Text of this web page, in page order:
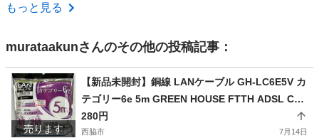
大阪 大阪市
もっと見る
murataakunさんのその他の投稿記事：
売ります
【新品未開封】銅線 LANケーブル GH-LC6E5V カ
テゴリー6e 5m GREEN HOUSE FTTH ADSL CAT
V デジタルTV
280円
西脇市 7月14日